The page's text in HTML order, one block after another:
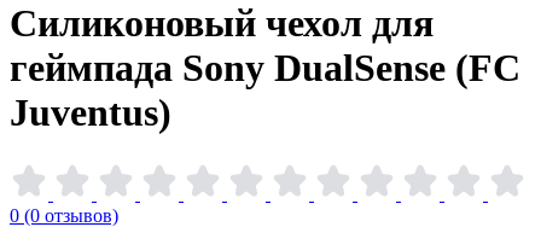
Силиконовый чехол для
геймпада Sony DualSense (FC
Juventus)
0 (0 отзывов)